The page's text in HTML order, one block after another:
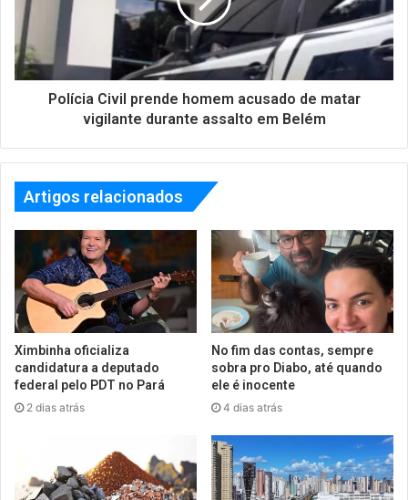
Polícia Civil prende homem acusado de matar
vigilante durante assalto em Belém
Artigos relacionados
Ximbinha oficializa
candidatura a deputado
federal pelo PDT no Pará
2 dias atrás
No fim das contas, sempre
sobra pro Diabo, até quando
ele é inocente
4 dias atrás